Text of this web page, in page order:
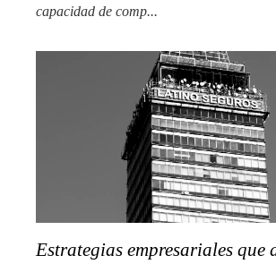
capacidad de comp...
Estrategias empresariales que